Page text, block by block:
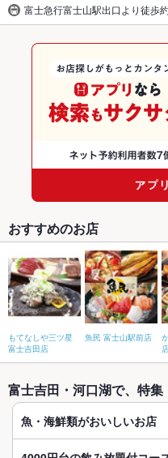
富士急行富士山駅出口より徒歩
おすすめのお店
もてなしや三ツ星
富士吉田店
魚民 富士山駅前店
富士吉田・河口湖で、特
魚・海鮮類がおいしいお店